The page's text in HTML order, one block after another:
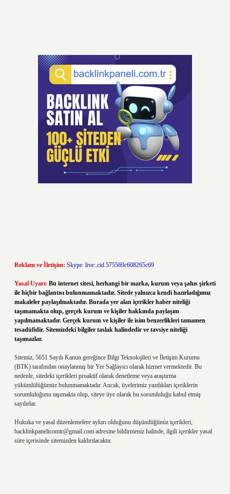
Reklam ve İletişim: Skype: live:.cid.575569c608265c69
Yasal Uyarı: Bu internet sitesi, herhangi bir marka, kurum veya şahıs şirketi
ile hiçbir bağlantısı bulunmamaktadır. Sitede yalnızca kendi hazırladığımız
makaleler paylaşılmaktadır. Burada yer alan içerikler haber niteliği
taşımamakta olup, gerçek kurum ve kişiler hakkında paylaşım
yapılmamaktadır. Gerçek kurum ve kişiler ile isim benzerlikleri tamamen
tesadüfidir. Sitemizdeki bilgiler taslak halindedir ve tavsiye niteliği
taşımazlar.
Sitemiz, 5651 Sayılı Kanun gereğince Bilgi Teknolojileri ve İletişim Kurumu
(BTK) tarafından onaylanmış bir Yer Sağlayıcı olarak hizmet vermektedir. Bu
nedenle, sitedeki içerikleri proaktif olarak denetleme veya araştırma
yükümlülüğümüz bulunmamaktadır. Ancak, üyelerimiz yazdıkları içeriklerin
sorumluluğunu taşımakta olup, siteye üye olarak bu sorumluluğu kabul etmiş
sayılırlar.
Hukuka ve yasal düzenlemelere aykırı olduğunu düşündüğünüz içerikleri,
backlinkpanelicomtr@gmail.com adresine bildirmeniz halinde, ilgili içerikler yasal
süre içerisinde sitemizden kaldırılacaktır.